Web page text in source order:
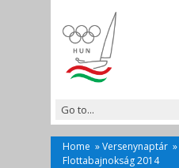
Home »Versenynaptár »
Flottabajnokság 2014